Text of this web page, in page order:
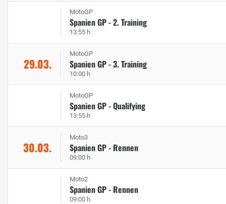
MotoGP
Spanien GP - 2. Training
13:55 h
29.03.
MotoGP
Spanien GP - 3. Training
10:00 h
MotoGP
Spanien GP - Qualifying
13:55 h
30.03.
Moto3
Spanien GP - Rennen
09:00 h
Moto2
Spanien GP - Rennen
09:00 h